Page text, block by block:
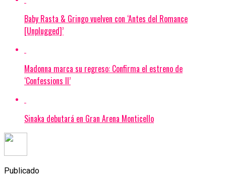
Baby Rasta & Gringo vuelven con ‘Antes del Romance
[Unplugged]’
Madonna marca su regreso: Confirma el estreno de
‘Confessions II’
Sinaka debutará en Gran Arena Monticello
Publicado